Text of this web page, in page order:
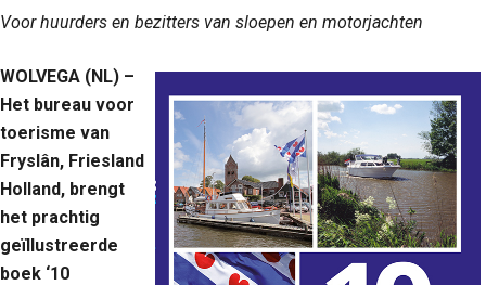
Voor huurders en bezitters van sloepen en motorjachten
WOLVEGA (NL) –
Het bureau voor
toerisme van
Fryslân, Friesland
Holland, brengt
het prachtig
geïllustreerde
boek ‘10